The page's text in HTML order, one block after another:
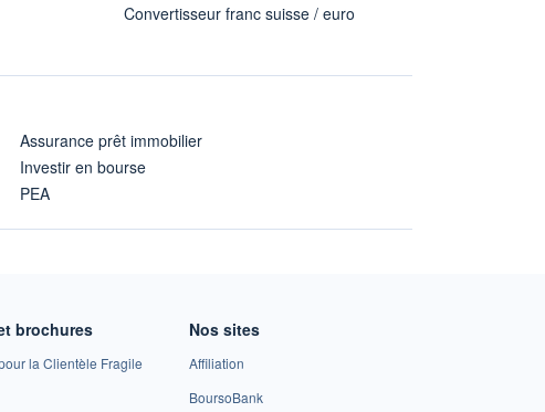
Convertisseur franc suisse / euro
Assurance prêt immobilier
Investir en bourse
PEA
brochures
la Clientèle Fragile
Nos sites
Affiliation
BoursoBank